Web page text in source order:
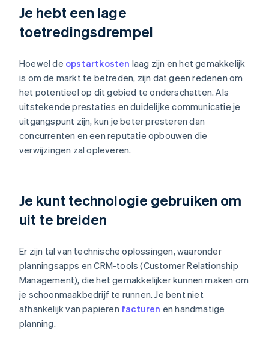
Je hebt een lage
toetredingsdrempel
Hoewel de opstartkosten laag zijn en het gemakkelijk
is om de markt te betreden, zijn dat geen redenen om
het potentieel op dit gebied te onderschatten. Als
uitstekende prestaties en duidelijke communicatie je
uitgangspunt zijn, kun je beter presteren dan
concurrenten en een reputatie opbouwen die
verwijzingen zal opleveren.
Je kunt technologie gebruiken om
uit te breiden
Er zijn tal van technische oplossingen, waaronder
planningsapps en CRM-tools (Customer Relationship
Management), die het gemakkelijker kunnen maken om
je schoonmaakbedrijf te runnen. Je bent niet
afhankelijk van papieren facturen en handmatige
planning.